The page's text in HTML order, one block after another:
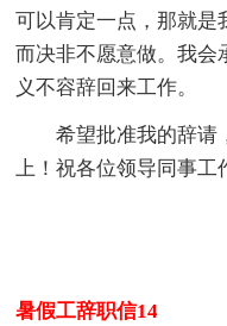
可以肯定一点，那就是
而决非不愿意做。我会
义不容辞回来工作。
希望批准我的辞请
上！祝各位领导同事工
暑假工辞职信14